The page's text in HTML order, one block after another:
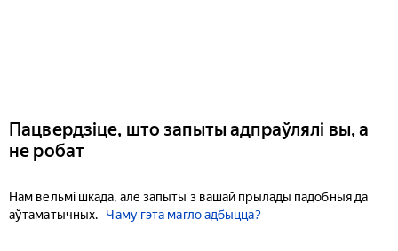
Пацвердзіце, што запыты адпраўлялі вы, а
не робат
Нам вельмі шкада, але запыты з вашай прылады падобныя да
аўтаматычных.
Чаму гэта магло адбыцца?